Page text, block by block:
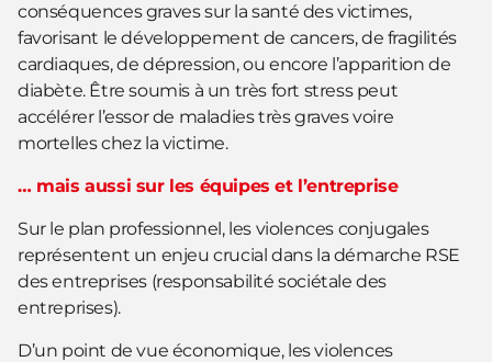
conséquences graves sur la santé des victimes,
favorisant le développement de cancers, de fragilités
cardiaques, de dépression, ou encore l’apparition de
diabète. Être soumis à un très fort stress peut
accélérer l’essor de maladies très graves voire
mortelles chez la victime.
… mais aussi sur les équipes et l’entreprise
Sur le plan professionnel, les violences conjugales
représentent un enjeu crucial dans la démarche RSE
des entreprises (responsabilité sociétale des
entreprises).
D’un point de vue économique, les violences